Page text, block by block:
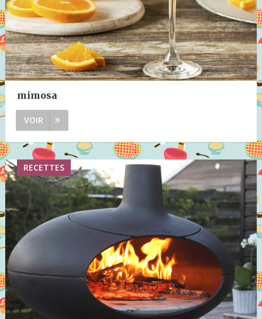
mimosa
VOIR
RECETTES